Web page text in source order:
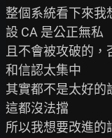
整個系統看下來我
設 CA 是公正無私
且不會被攻破的
和信認太集中
其實都不是太好的
這都沒法擋
所以我想要改進的